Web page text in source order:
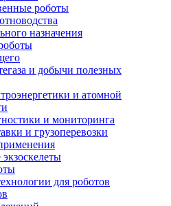
роботы
назначения
и добычи полезных
и атомной
и мониторинга
и грузоперевозки
для роботов